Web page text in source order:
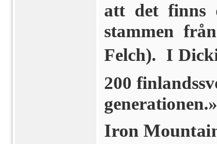
att det finns
stammen
Felch).  I
200
generationen.»
Iron